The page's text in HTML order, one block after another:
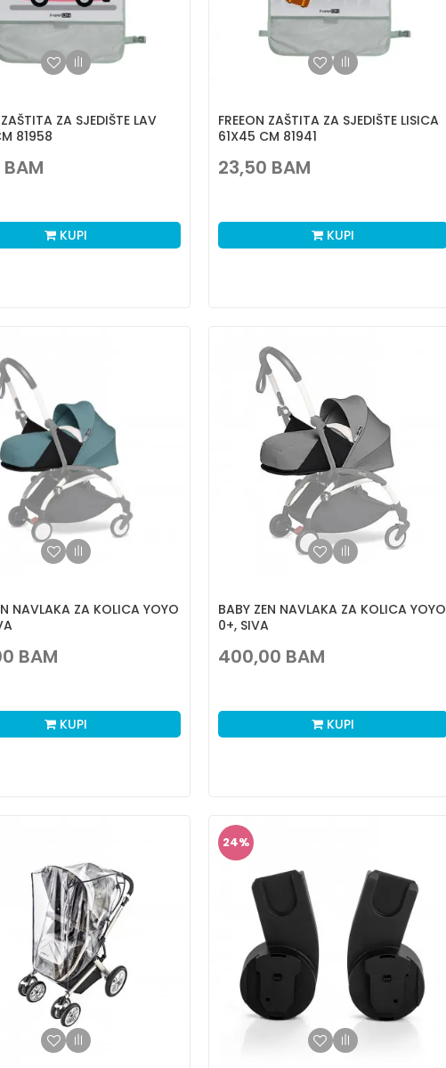
ZA SJEDIŠTE LAV
81958
BAM
KUPI
FREEON ZAŠTITA ZA SJEDIŠTE LISICA
61X45 CM 81941
23,50 BAM
KUPI
NAVLAKA ZA KOLICA YOYO
BAM
KUPI
BABY ZEN NAVLAKA ZA KOLICA YOYO
0+, SIVA
400,00 BAM
KUPI
24%